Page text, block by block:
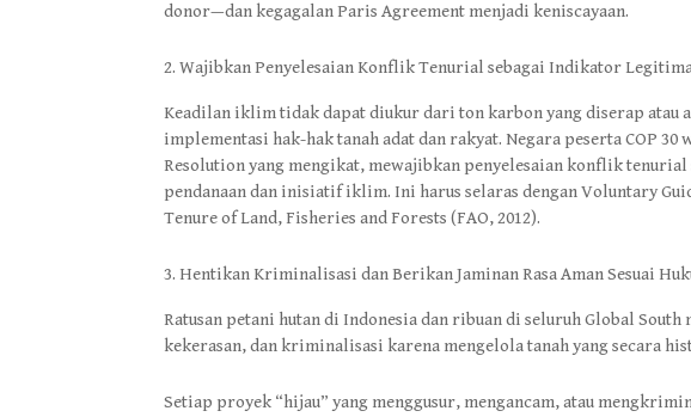
donor—dan kegagalan Paris Agreement menjadi keniscayaan.
Wajibkan Penyelesaian Konflik Tenurial sebagai Indikator
Keadilan iklim tidak dapat diukur dari ton karbon yang diserap atau
implementasi hak-hak tanah adat dan rakyat. Negara peserta COP
Resolution yang mengikat, mewajibkan penyelesaian konflik
pendanaan dan inisiatif iklim. Ini harus selaras dengan Voluntary
Tenure of Land, Fisheries and Forests (FAO, 2012).
Hentikan Kriminalisasi dan Berikan Jaminan Rasa Aman Sesuai
Ratusan petani hutan di Indonesia dan ribuan di seluruh Global South
kekerasan, dan kriminalisasi karena mengelola tanah yang secara
Setiap proyek “hijau” yang menggusur, mengancam, atau